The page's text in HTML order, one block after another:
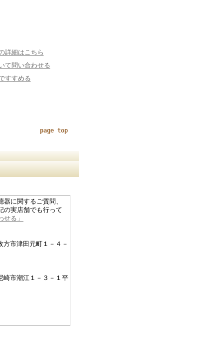
詳細はこちら
て問い合わせる
すすめる
page top
に関するご質問、
の実店舗でも行って
せる」
市津田元町１－４－
市潮江１－３－１平